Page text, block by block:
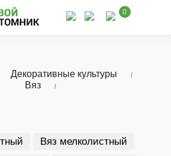
0
Декоративные культуры
Вяз
Вяз мелколистный